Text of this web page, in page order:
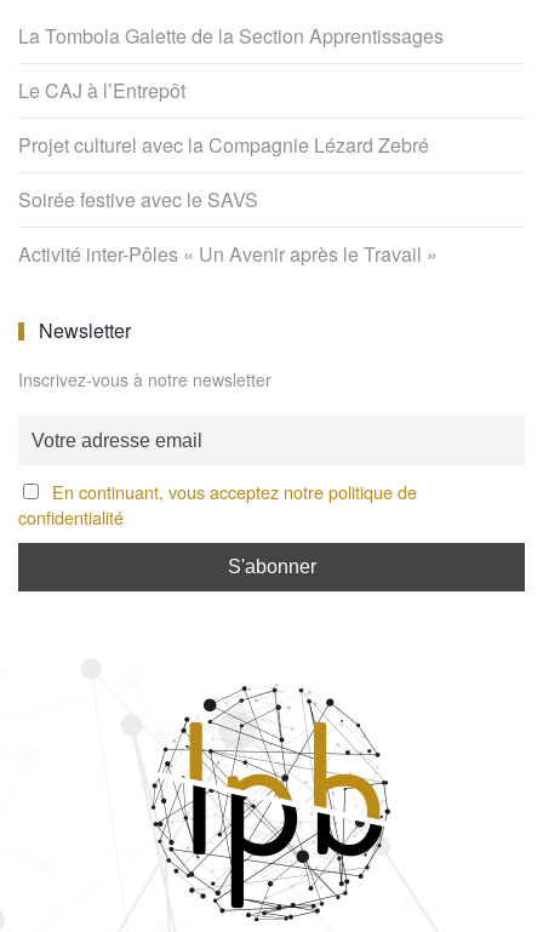
La Tombola Galette de la Section Apprentissages
Le CAJ à l’Entrepôt
Projet culturel avec la Compagnie Lézard Zebré
Soirée festive avec le SAVS
Activité inter-Pôles « Un Avenir après le Travail »
Newsletter
Inscrivez-vous à notre newsletter
En continuant, vous acceptez notre politique de
confidentialité